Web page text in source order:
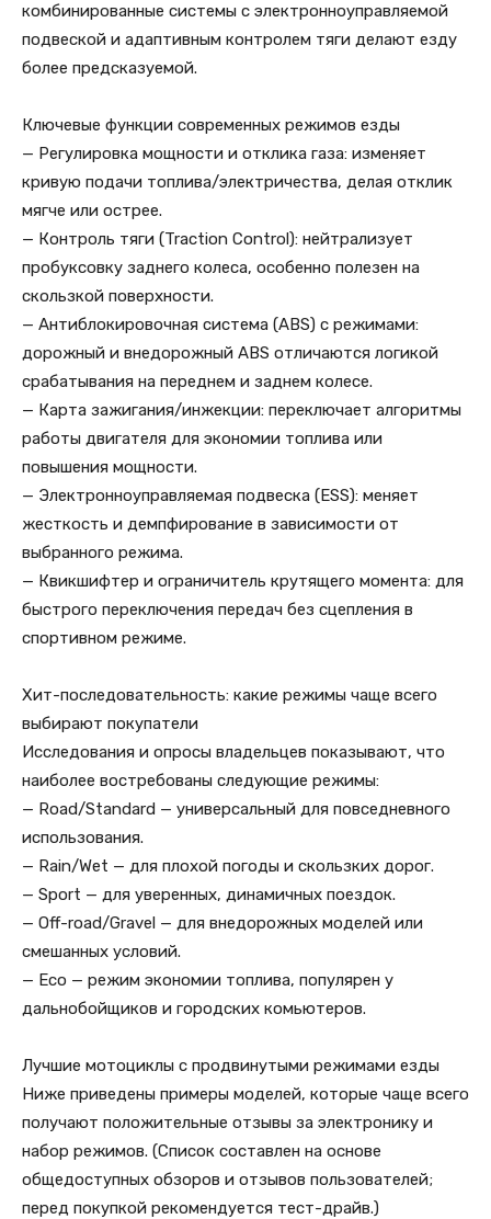
комбинированные системы с электронноуправляемой
подвеской и адаптивным контролем тяги делают езду
более предсказуемой.
Ключевые функции современных режимов езды
— Регулировка мощности и отклика газа: изменяет
кривую подачи топлива/электричества, делая отклик
мягче или острее.
— Контроль тяги (Traction Control): нейтрализует
пробуксовку заднего колеса, особенно полезен на
скользкой поверхности.
— Антиблокировочная система (ABS) с режимами:
дорожный и внедорожный ABS отличаются логикой
срабатывания на переднем и заднем колесе.
— Карта зажигания/инжекции: переключает алгоритмы
работы двигателя для экономии топлива или
повышения мощности.
— Электронноуправляемая подвеска (ESS): меняет
жесткость и демпфирование в зависимости от
выбранного режима.
— Квикшифтер и ограничитель крутящего момента: для
быстрого переключения передач без сцепления в
спортивном режиме.
Хит-последовательность: какие режимы чаще всего
выбирают покупатели
Исследования и опросы владельцев показывают, что
наиболее востребованы следующие режимы:
— Road/Standard — универсальный для повседневного
использования.
— Rain/Wet — для плохой погоды и скользких дорог.
— Sport — для уверенных, динамичных поездок.
— Off-road/Gravel — для внедорожных моделей или
смешанных условий.
— Eco — режим экономии топлива, популярен у
дальнобойщиков и городских комьютеров.
Лучшие мотоциклы с продвинутыми режимами езды
Ниже приведены примеры моделей, которые чаще всего
получают положительные отзывы за электронику и
набор режимов. (Список составлен на основе
общедоступных обзоров и отзывов пользователей;
перед покупкой рекомендуется тест-драйв.)